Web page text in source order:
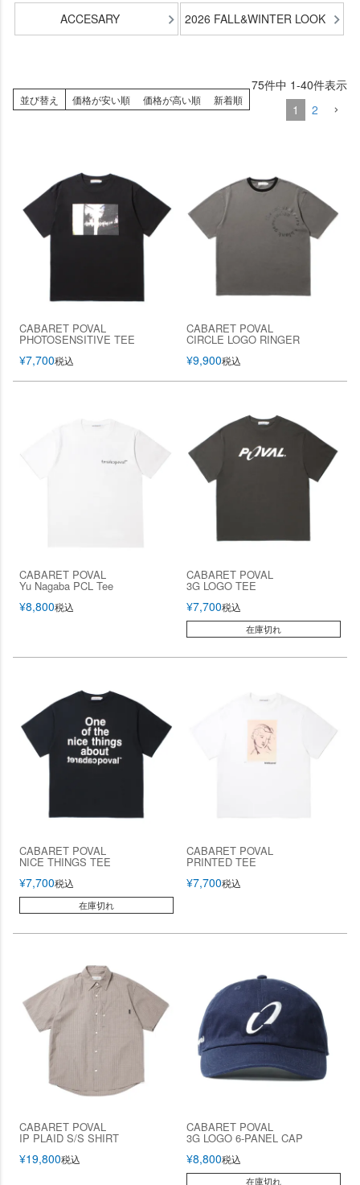
ACCESARY 2026 FALL&WINTER LOOK
並び替え 価格が安い順 価格が高い順 新着順
75件中 1-40件表示
1
2
CABARET POVAL
PHOTOSENSITIVE TEE
¥7,700税込
CABARET POVAL
CIRCLE LOGO RINGER
¥9,900税込
CABARET POVAL
Yu Nagaba PCL Tee
¥8,800税込
CABARET POVAL
3G LOGO TEE
¥7,700税込
在庫切れ
CABARET POVAL
NICE THINGS TEE
¥7,700税込
在庫切れ
CABARET POVAL
PRINTED TEE
¥7,700税込
CABARET POVAL
IP PLAID S/S SHIRT
¥19,800税込
CABARET POVAL
3G LOGO 6-PANEL CAP
¥8,800税込
在庫切れ